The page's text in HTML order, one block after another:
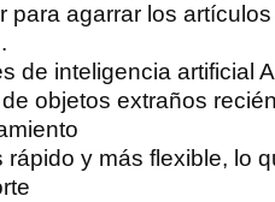
para agarrar los
de inteligencia artificial
objetos extraños
y más flexible, lo